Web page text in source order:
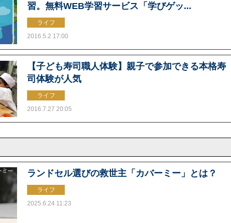
習。無料WEB学習サービス「学びゲッ...
ライフ
2016.5.2 17:00
【子ども寿司職人体験】親子で参加できる本格寿
司体験が人気
ライフ
2016.7.27 20:05
ランドセル選びの救世主「カバーミー」とは？
ライフ
2025.6.24 11:23